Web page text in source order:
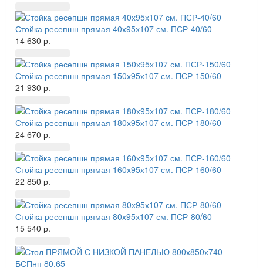
Стойка ресепшн прямая 40х95х107 см. ПСР-40/60
14 630 р.
Стойка ресепшн прямая 150х95х107 см. ПСР-150/60
21 930 р.
Стойка ресепшн прямая 180х95х107 см. ПСР-180/60
24 670 р.
Стойка ресепшн прямая 160х95х107 см. ПСР-160/60
22 850 р.
Стойка ресепшн прямая 80х95х107 см. ПСР-80/60
15 540 р.